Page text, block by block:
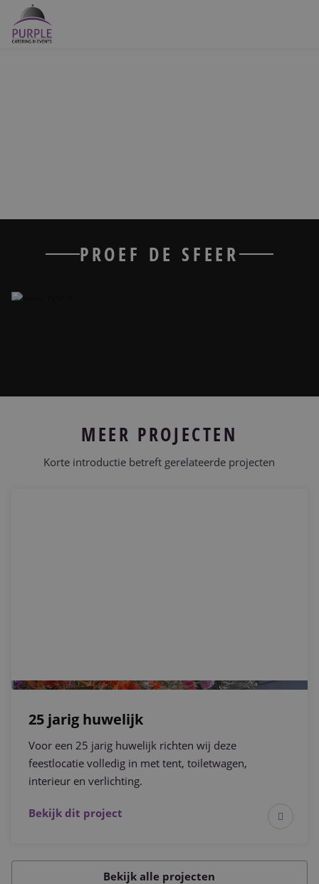
PROEF DE SFEER
MEER PROJECTEN
Korte introductie betreft gerelateerde projecten
25 jarig huwelijk
Voor een 25 jarig huwelijk richten wij deze
feestlocatie volledig in met tent, toiletwagen,
interieur en verlichting.
Bekijk dit project
Bekijk alle projecten